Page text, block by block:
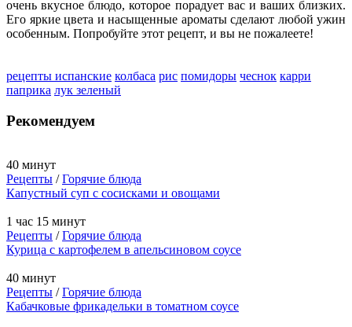
очень вкусное блюдо, которое порадует вас и ваших близких.
Его яркие цвета и насыщенные ароматы сделают любой ужин
особенным. Попробуйте этот рецепт, и вы не пожалеете!
рецепты испанские колбаса рис помидоры чеснок карри
паприка лук зеленый
Рекомендуем
40 минут
Рецепты /Горячие блюда
Капустный суп с сосисками и овощами
1 час 15 минут
Рецепты /Горячие блюда
Курица с картофелем в апельсиновом соусе
40 минут
Рецепты /Горячие блюда
Кабачковые фрикадельки в томатном соусе